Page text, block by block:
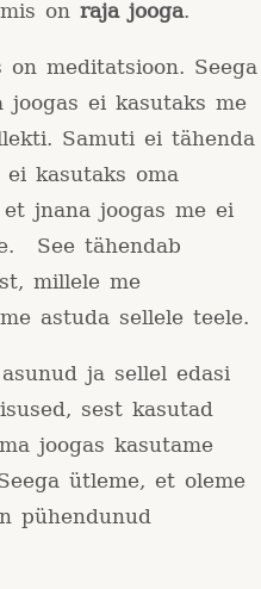
on raja jooga.
meditatsioon. Seega
ei kasutaks me
Samuti ei tähenda
kasutaks oma
jnana joogas me ei
See tähendab
millele me
astuda sellele teele.
ja sellel edasi
sest kasutad
joogas kasutame
ütleme, et oleme
pühendunud